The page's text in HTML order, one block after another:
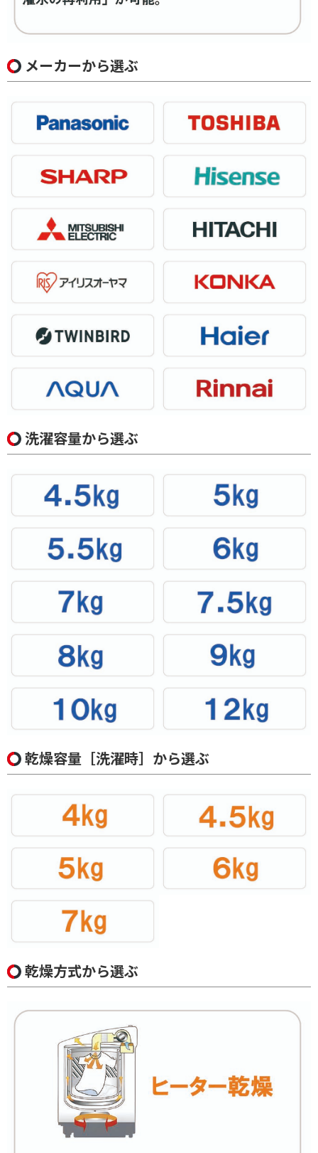
メーカーから選ぶ
洗濯容量から選ぶ
乾燥容量［洗濯時］から選ぶ
乾燥方式から選ぶ
条件で絞り込む
フリーワードで絞り込む
除外する
除外する にチェックを入れると、指定したワード
を除外して検索します。
価格で絞り込む
円~
円
ブランド名で絞り込む
ZABOON（ザブーン）
便利&快適機能で絞り込む
スマホ連携（内蔵）
洗剤・柔軟剤 自動投入
自動おそうじ機能
温水洗浄機能
ドアタイプで絞り込む
上開き
右開き
洗濯容量で絞り込む
洗濯4.5kg
洗濯5.0kg
洗濯5.5kg
洗濯7.0kg